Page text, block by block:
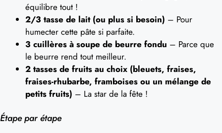
équilibre tout !
2/3 tasse de lait (ou plus si besoin) – Pour
humecter cette pâte si parfaite.
3 cuillères à soupe de beurre fondu – Parce que
le beurre rend tout meilleur.
2 tasses de fruits au choix (bleuets, fraises,
fraises-rhubarbe, framboises ou un mélange de
petits fruits) – La star de la fête !
Étape par étape